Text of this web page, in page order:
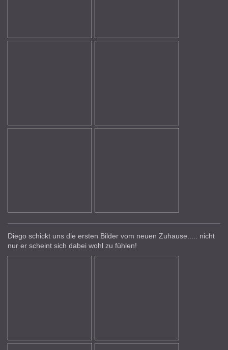
Diego schickt uns die ersten Bilder vom neuen Zuhause..... nicht
nur er scheint sich dabei wohl zu fühlen!